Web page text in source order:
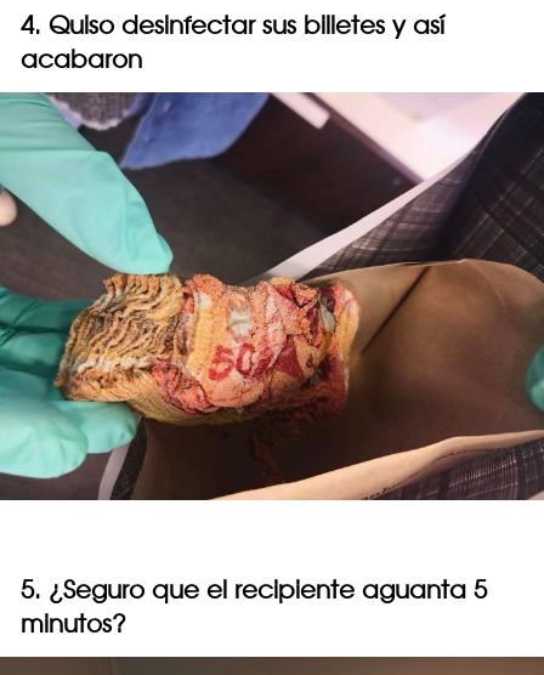
4. Quiso desinfectar sus billetes y así
acabaron
5. ¿Seguro que el recipiente aguanta 5
minutos?